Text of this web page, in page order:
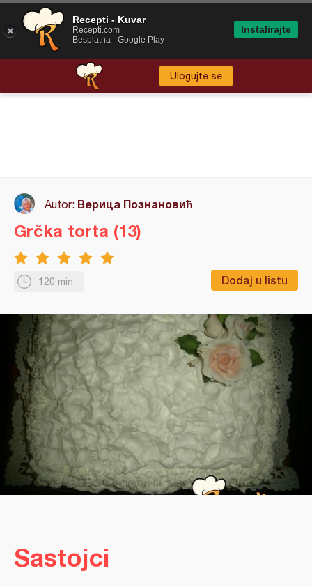
Ulogujte se
Autor: Верица Познановић
120 min Dodaj u listu
Grčka torta (13)
Sastojci
Recepti - Kuvar
Recepti.com
Besplatna - Google Play
Instalirajte